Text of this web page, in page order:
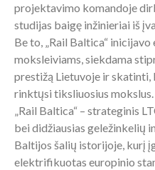
projektavimo komandoje
studijas baigę inžinieriai iš
Be to, „Rail Baltica“
moksleiviams, siekdama
prestižą Lietuvoje ir skatinti,
rinktųsi tiksliuosius mokslus.
„Rail Baltica“ – strateginis
bei didžiausias geležinkelių
Baltijos šalių istorijoje, kurį
elektrifikuotas europinio